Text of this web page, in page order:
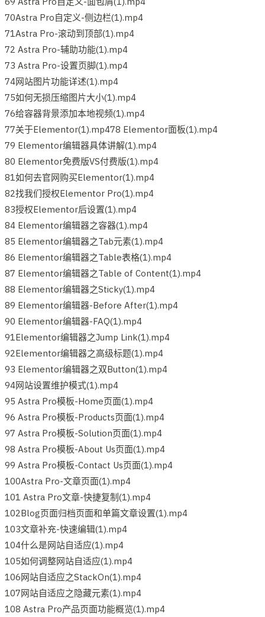
70Astra Pro自定义-侧边栏(1).mp4
71Astra Pro-滚动到顶部(1).mp4
72 Astra Pro-辅助功能(1).mp4
73 Astra Pro-设置页脚(1).mp4
74网站图片功能详述(1).mp4
75如何无损压缩图片大小(1).mp4
76给容器背景添加本地视频(1).mp4
77关于Elementor(1).mp478 Elementor面板(1).mp4
79 Elementor编辑器具体讲解(1).mp4
80 Elementor免费版VS付费版(1).mp4
81如何去官网购买Elementor(1).mp4
82找我们授权Elementor Pro(1).mp4
83授权Elementor后设置(1).mp4
84 Elementor编辑器之容器(1).mp4
85 Elementor编辑器之Tab元素(1).mp4
86 Elementor编辑器之Table表格(1).mp4
87 Elementor编辑器之Table of Content(1).mp4
88 Elementor编辑器之Sticky(1).mp4
89 Elementor编辑器-Before After(1).mp4
90 Elementor编辑器-FAQ(1).mp4
91Elementor编辑器之Jump Link(1).mp4
92Elementor编辑器之高级标题(1).mp4
93 Elementor编辑器之双Button(1).mp4
94网站设置维护模式(1).mp4
95 Astra Pro模板-Home页面(1).mp4
96 Astra Pro模板-Products页面(1).mp4
97 Astra Pro模板-Solution页面(1).mp4
98 Astra Pro模板-About Us页面(1).mp4
99 Astra Pro模板-Contact Us页面(1).mp4
100Astra Pro-文章页面(1).mp4
101 Astra Pro文章-快捷复制(1).mp4
102Blog页面归档页面和单篇文章设置(1).mp4
103文章补充-快速编辑(1).mp4
104什么是网站自适应(1).mp4
105如何调整网站自适应(1).mp4
106网站自适应之StackOn(1).mp4
107网站自适应之隐藏元素(1).mp4
108 Astra Pro产品页面功能概览(1).mp4